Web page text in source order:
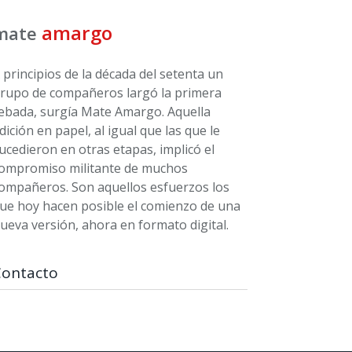
amargo
principios de la década del setenta un
de compañeros largó la primera
surgía Mate Amargo. Aquella
en papel, al igual que las que le
en otras etapas, implicó el
militante de muchos
Son aquellos esfuerzos los
hoy hacen posible el comienzo de una
versión, ahora en formato digital.